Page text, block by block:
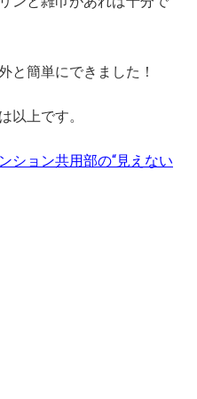
と簡単にできました！
以上です。
ション共用部の“見えない